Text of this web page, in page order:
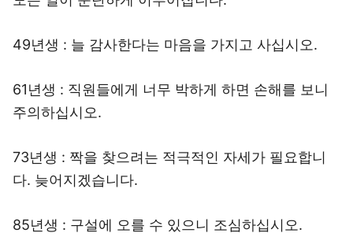
49년생 : 늘 감사한다는 마음을 가지고 사십시오.
61년생 : 직원들에게 너무 박하게 하면 손해를 보니
주의하십시오.
73년생 : 짝을 찾으려는 적극적인 자세가 필요합니
다. 늦어지겠습니다.
85년생 : 구설에 오를 수 있으니 조심하십시오.